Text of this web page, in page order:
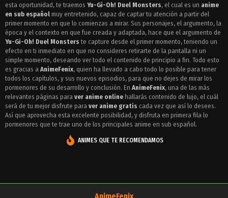
Episodio 214 - Yu-Gi-Oh! Duel Monsters
Episodio 213 - Yu-Gi-Oh! Duel Monsters
Episodio 212 - Yu-Gi-Oh! Duel Monsters
Episodio 211 - Yu-Gi-Oh! Duel Monsters
Episodio 210 - Yu-Gi-Oh! Duel Monsters
Episodio 209 - Yu-Gi-Oh! Duel Monsters
Episodio 208 - Yu-Gi-Oh! Duel Monsters
Episodio 207 - Yu-Gi-Oh! Duel Monsters
Episodio 204 - Yu-Gi-Oh! Duel Monsters
esta oportunidad, te traemos Yu-Gi-Oh! Duel Monsters, el cual es un anime
en sub español muy entretenido, capaz de captar tu atención a partir del
primer momento en que lo comienzas a mirar. Sus personajes, el argumento, la
época y el contexto en que fue creada y adaptada, hace que el argumento de
Yu-Gi-Oh! Duel Monsters te capture desde el primer momento, teniendo un
efecto en ti inmediato en que no consideres retirarte de la pantalla ni un
simple momento, deseando ver todo el contenido de principio a fin. Todo esto
es gracias a AnimeFenix, quien ha llevado a cabo todo lo posible para tener
todos los capítulos, y sus nuevos episodios, para que no dejes de mirar los
pormenores de su desarrollo y conclusión. En AnimeFenix, una de las más
relevantes páginas para ver anime online hallarás contenido de lujo, el cuál
será de tu mejor disfrute para ver anime gratis cada vez que así lo desees.
Así que aprovecha esta excelente posibilidad, y disfruta en primera fila lo
pormenores que te trae uno de los principales anime en sub español.
ANIMES QUE TE RECOMENDAMOS